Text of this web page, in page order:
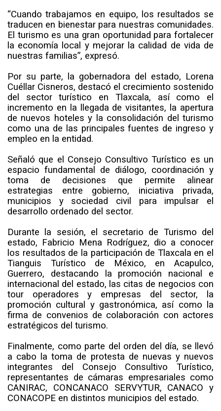
“Cuando trabajamos en equipo, los resultados se
traducen en bienestar para nuestras comunidades.
El turismo es una gran oportunidad para fortalecer
la economía local y mejorar la calidad de vida de
nuestras familias”, expresó.
Por su parte, la gobernadora del estado, Lorena
Cuéllar Cisneros, destacó el crecimiento sostenido
del sector turístico en Tlaxcala, así como el
incremento en la llegada de visitantes, la apertura
de nuevos hoteles y la consolidación del turismo
como una de las principales fuentes de ingreso y
empleo en la entidad.
Señaló que el Consejo Consultivo Turístico es un
espacio fundamental de diálogo, coordinación y
toma de decisiones que permite alinear
estrategias entre gobierno, iniciativa privada,
municipios y sociedad civil para impulsar el
desarrollo ordenado del sector.
Durante la sesión, el secretario de Turismo del
estado, Fabricio Mena Rodríguez, dio a conocer
los resultados de la participación de Tlaxcala en el
Tianguis Turístico de México, en Acapulco,
Guerrero, destacando la promoción nacional e
internacional del estado, las citas de negocios con
tour operadores y empresas del sector, la
promoción cultural y gastronómica, así como la
firma de convenios de colaboración con actores
estratégicos del turismo.
Finalmente, como parte del orden del día, se llevó
a cabo la toma de protesta de nuevas y nuevos
integrantes del Consejo Consultivo Turístico,
representantes de cámaras empresariales como
CANIRAC, CONCANACO SERVYTUR, CANACO y
CONACOPE en distintos municipios del estado.